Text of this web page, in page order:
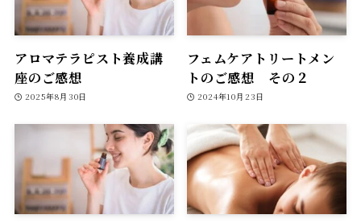
アロマテラピスト養成講
座のご感想
2025年8月30日
フェムケアトリートメン
トのご感想 その２
2024年10月23日